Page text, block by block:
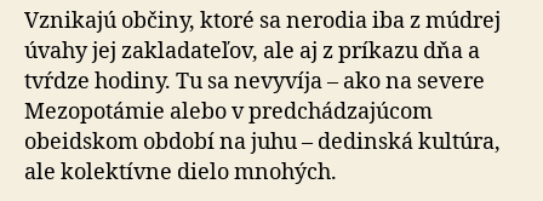
Vznikajú občiny, ktoré sa nerodia iba z múdrej
úvahy jej zakladateľov, ale aj z príkazu dňa a
tvŕdze hodiny. Tu sa nevyvíja – ako na severe
Mezopotámie alebo v predchádzajúcom
obeidskom období na juhu – dedinská kultúra,
ale kolektívne dielo mnohých.